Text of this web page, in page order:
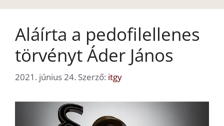
Aláírta a pedofilellenes
törvényt Áder János
2021. június 24. Szerző: itgy